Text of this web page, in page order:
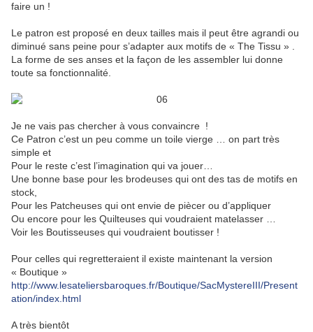
faire un !
Le patron est proposé en deux tailles mais il peut être agrandi ou
diminué sans peine pour s’adapter aux motifs de « The Tissu » .
La forme de ses anses et la façon de les assembler lui donne
toute sa fonctionnalité.
Je ne vais pas chercher à vous convaincre !
Ce Patron c’est un peu comme un toile vierge … on part très
simple et
Pour le reste c’est l’imagination qui va jouer…
Une bonne base pour les brodeuses qui ont des tas de motifs en
stock,
Pour les Patcheuses qui ont envie de piècer ou d’appliquer
Ou encore pour les Quilteuses qui voudraient matelasser …
Voir les Boutisseuses qui voudraient boutisser !
Pour celles qui regretteraient il existe maintenant la version
« Boutique »
http://www.lesateliersbaroques.fr/Boutique/SacMystereIII/Present
ation/index.html
A très bientôt